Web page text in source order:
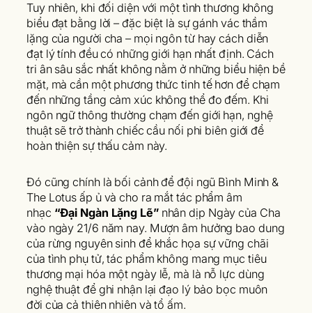
Tuy nhiên, khi đối diện với một tình thương không
biểu đạt bằng lời – đặc biệt là sự gánh vác thầm
lặng của người cha – mọi ngôn từ hay cách diễn
đạt lý tính đều có những giới hạn nhất định. Cách
tri ân sâu sắc nhất không nằm ở những biểu hiện bề
mặt, mà cần một phương thức tinh tế hơn để chạm
đến những tầng cảm xúc không thể đo đếm. Khi
ngôn ngữ thông thường chạm đến giới hạn, nghệ
thuật sẽ trở thành chiếc cầu nối phi biên giới để
hoàn thiện sự thấu cảm này.
Đó cũng chính là bối cảnh để đội ngũ Bình Minh &
The Lotus ấp ủ và cho ra mắt tác phẩm âm
nhạc “Đại Ngàn Lặng Lẽ”nhân dịp Ngày của Cha
vào ngày 21/6 năm nay. Mượn âm hưởng bao dung
của rừng nguyên sinh để khắc họa sự vững chãi
của tình phụ tử, tác phẩm không mang mục tiêu
thương mại hóa một ngày lễ, mà là nỗ lực dùng
nghệ thuật để ghi nhận lại đạo lý bảo bọc muôn
đời của cả thiên nhiên và tổ ấm.